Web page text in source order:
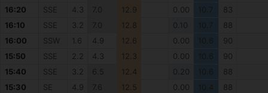
16:20
SSE 4.3 7.0 12.9 0.00
83
16:10
SSE 3.2 7.0 12.8 0.10
88
16:00
SSW 1.6 4.9 12.6 0.00
90
15:50
SSE 2.2 4.3 12.3 0.00
90
15:40
SSE 3.2 6.5 12.4 0.20
88
15:30
SE 4.9 7.6 12.5 0.00
88